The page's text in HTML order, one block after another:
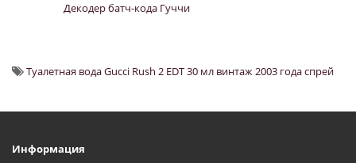
Декодер батч-кода Гуччи
Туалетная вода Gucci Rush 2 EDT 30 мл винтаж 2003 года спрей
Информация